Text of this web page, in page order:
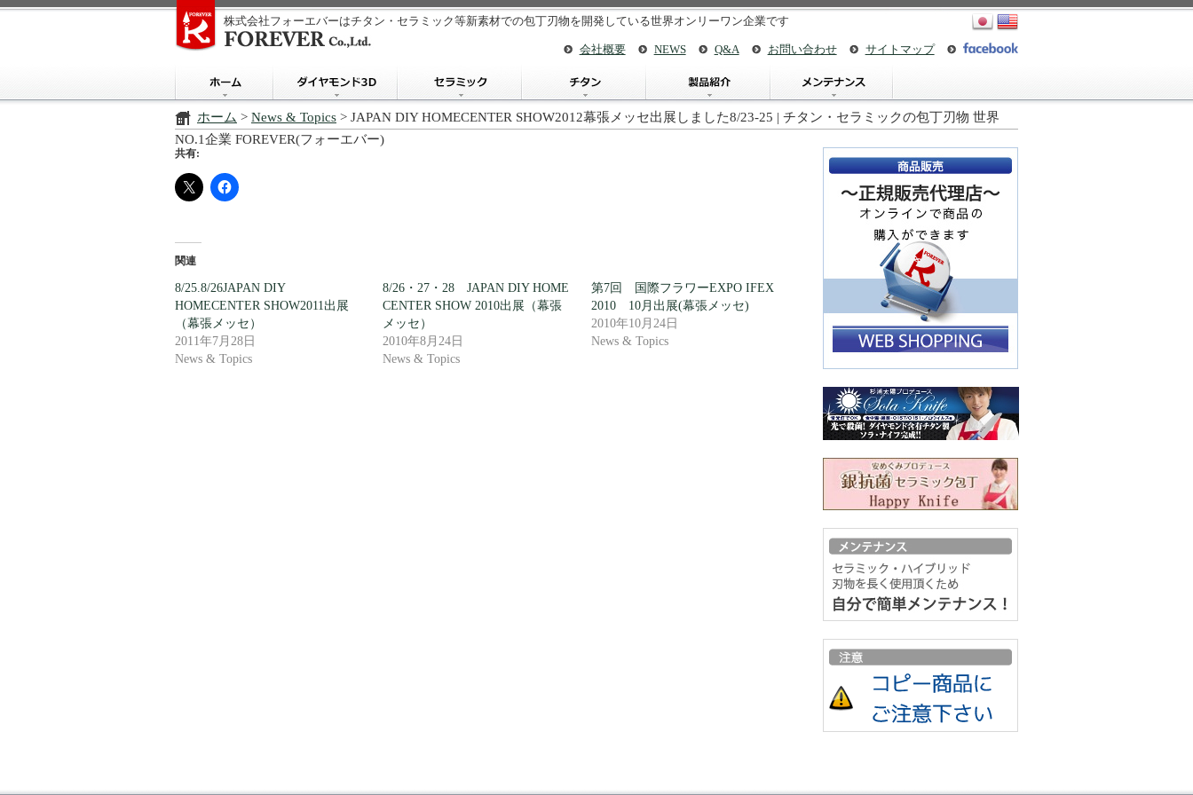
株式会社フォーエバーはチタン・セラミック等新素材での包丁刃物を開発している世界オンリーワン企業です
会社概要 NEWS Q&A お問い合わせ サイトマップ
ホーム > News & Topics > JAPAN DIY HOMECENTER SHOW2012幕張メッセ出展しました8/23-25 | チタン・セラミックの包丁刃物 世界
NO.1企業 FOREVER(フォーエバー)
共有:
関連
8/25.8/26JAPAN DIY
HOMECENTER SHOW2011出展
（幕張メッセ）
2011年7月28日
News & Topics
8/26・27・28 JAPAN DIY HOME
CENTER SHOW 2010出展（幕張
メッセ）
2010年8月24日
News & Topics
第7回 国際フラワーEXPO IFEX
2010 10月出展(幕張メッセ)
2010年10月24日
News & Topics